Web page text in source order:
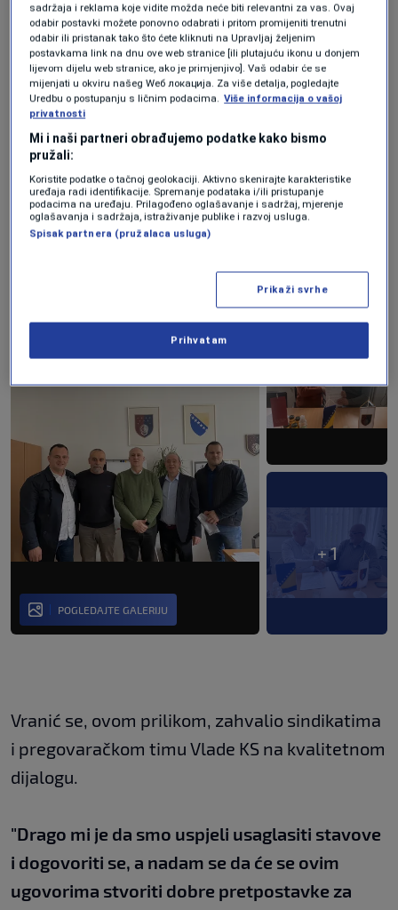
ili djelimično iz sredstava nadležnih organa
Kantona Sarajevo zajedno, a u smislu člana 53.
Zakona o zdravstvenoj zaštiti.
Kao važan segment odredbi ovih kolektivnih
ugovora, predviđeno je povećanje satnice sa
2,60 KM na 2,76 KM u oblasti zdravstva za
područje Kantona Sarajevo, kao i svih
koeficijenata.
+ 1
POGLEDAJTE GALERIJU
Vranić se, ovom prilikom, zahvalio sindikatima
i pregovaračkom timu Vlade KS na kvalitetnom
dijalogu.
"Drago mi je da smo uspjeli usaglasiti stavove
i dogovoriti se, a nadam se da će se ovim
ugovorima stvoriti dobre pretpostavke za
sadržaja i reklama koje vidite možda neće biti relevantni za vas. Ovaj
odabir postavki možete ponovno odabrati i pritom promijeniti trenutni
odabir ili pristanak tako što ćete kliknuti na Upravljaj željenim
postavkama link na dnu ove web stranice [ili plutajuću ikonu u donjem
lijevom dijelu web stranice, ako je primjenjivo]. Vaš odabir će se
mijenjati u okviru našeg Wеб локација. Za više detalja, pogledajte
Uredbu o postupanju s ličnim podacima. Više informacija o vašoj
privatnosti
Mi i naši partneri obrađujemo podatke kako bismo
pružali:
Koristite podatke o tačnoj geolokaciji. Aktivno skenirajte karakteristike
uređaja radi identifikacije. Spremanje podataka i/ili pristupanje
podacima na uređaju. Prilagođeno oglašavanje i sadržaj, mjerenje
oglašavanja i sadržaja, istraživanje publike i razvoj usluga.
Spisak partnera (pružalaca usluga)
Prikaži svrhe
Prihvatam